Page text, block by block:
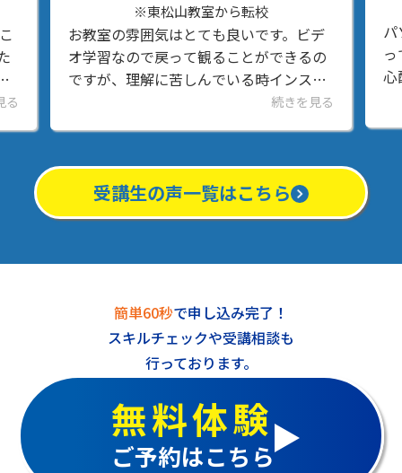
る
※東松山教室から転校
お教室の雰囲気はとても良いです。ビデ
オ学習なので戻って観ることができるの
ですが、理解に苦しんでいる時インスト
ラクターの先生方は本当に親切！すぐに
続きを見る
心
受講生の声一覧はこちら
簡単60秒で申し込み完了！
スキルチェックや受講相談も
行っております。
無料体験
ご予約はこちら